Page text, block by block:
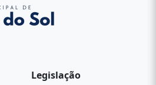
Legislação